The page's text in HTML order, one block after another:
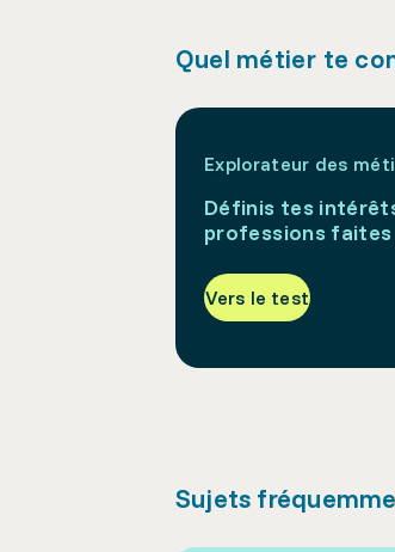
Quel métier te
Explorateur des
Définis tes
professions
Vers le test
Sujets